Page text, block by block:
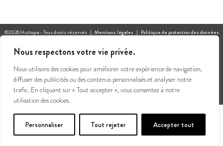
Nous respectons votre vie privée.
Nous utilisons des cookies pour améliorer votre expérience de navigation,
diffuser des publicités ou des contenus personnalisés et analyser notre
trafic. En cliquant sur « Tout accepter », vous consentez à notre
utilisation des cookies.
Personnaliser Tout rejeter Accepter tout
©2026 Huttopia - Tous droits réservés | Mentions légales | Politique de protection des données
Huttopia SA – Rue du Chapoly – 69290 Saint-Genis-les-Ollières +33 4 37 64 22 33
Gérez votre consentement